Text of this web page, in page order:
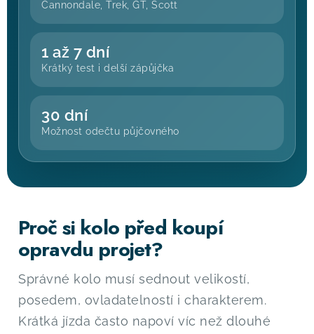
Cannondale, Trek, GT, Scott
1 až 7 dní
Krátký test i delší zápůjčka
30 dní
Možnost odečtu půjčovného
Proč si kolo před koupí
opravdu projet?
Správné kolo musí sednout velikostí,
posedem, ovladatelností i charakterem.
Krátká jízda často napoví víc než dlouhé